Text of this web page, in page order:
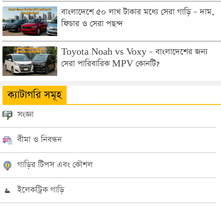
বাংলাদেশে ৫০ লাখ টাকার মধ্যে সেরা গাড়ি – দাম,
ফিচার ও সেরা পছন্দ
Toyota Noah vs Voxy – বাংলাদেশের জন্য
সেরা পারিবারিক MPV কোনটি?
ক্যাটাগরি সমূহ
সংজ্ঞা
বীমা ও নিবন্ধন
গাড়ির টিপস এবং কৌশল
ইলেকট্রিক গাড়ি